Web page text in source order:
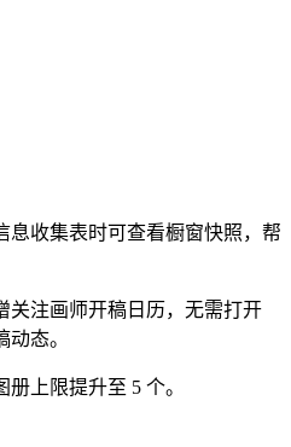
收集表时可查看橱窗快照，帮
注画师开稿日历，无需打开
态。
上限提升至 5 个。